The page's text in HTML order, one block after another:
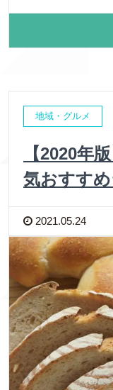
地域・グルメ
【2020年
気おすす
2021.05.24